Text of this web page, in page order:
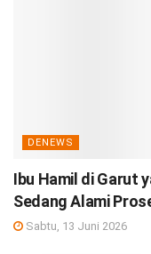
DENEWS
Ibu Hamil di Garut
Sedang Alami
Sabtu, 13 Juni 2026